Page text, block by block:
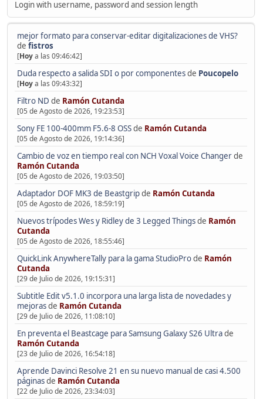
Login with username, password and session length
mejor formato para conservar-editar digitalizaciones de VHS?
de fistros
[Hoya las 09:46:42]
Duda respecto a salida SDI o por componentesde Poucopelo
[Hoya las 09:43:32]
Filtro ND de Ramón Cutanda
[05 de Agosto de 2026, 19:23:53]
Sony FE 100-400mm F5.6-8 OSSde Ramón Cutanda
[05 de Agosto de 2026, 19:14:36]
Cambio de voz en tiempo real con NCH Voxal Voice Changerde
Ramón Cutanda
[05 de Agosto de 2026, 19:03:50]
Adaptador DOF MK3 de Beastgripde Ramón Cutanda
[05 de Agosto de 2026, 18:59:19]
Nuevos trípodes Wes y Ridley de 3 Legged Thingsde Ramón
Cutanda
[05 de Agosto de 2026, 18:55:46]
QuickLink AnywhereTally para la gama StudioProde Ramón
Cutanda
[29 de Julio de 2026, 19:15:31]
Subtitle Edit v5.1.0 incorpora una larga lista de novedades y
mejorasde Ramón Cutanda
[29 de Julio de 2026, 11:08:10]
En preventa el Beastcage para Samsung Galaxy S26 Ultrade
Ramón Cutanda
[23 de Julio de 2026, 16:54:18]
Aprende Davinci Resolve 21 en su nuevo manual de casi 4.500
páginasde Ramón Cutanda
[22 de Julio de 2026, 23:34:03]